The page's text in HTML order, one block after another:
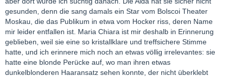
gesunden, denn die sang damals ein Star vom Bolscoi Theater
Moskau, die das Publikum in etwa vom Hocker riss, deren Name
mir leider entfallen ist. Maria Chiara ist mir deshalb in Erinnerung
geblieben, weil sie eine so kristallklare und treffsichere Stimme
hatte, und ich erinnere mich noch an etwas völlig irrelevantes: sie
hatte eine blonde Perücke auf, wo man ihren etwas
dunkelblonderen Haaransatz sehen konnte, der nicht überklebt